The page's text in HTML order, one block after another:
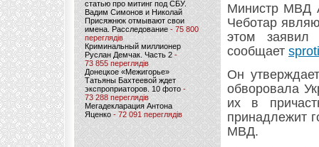
статью про митинг под СБУ.
Вадим Симонов и Николай
Присяжнюк отмывают свои
имена. Расследование - 75 800
переглядів
Криминальный миллионер
Руслан Демчак. Часть 2-
73 855 переглядів
Донецкое «Межигорье»
Татьяны Бахтеевой ждет
экспроприаторов. 10 фото -
73 288 переглядів
Мегадекларация Антона
Яценко - 72 091 переглядів
Министр МВД
Чеботар
этом заявил
сообщает
Он
обворовала
их в
принадлежит
МВД.